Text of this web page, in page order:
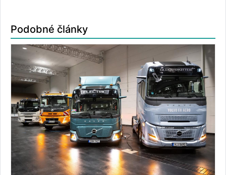
Podobné články